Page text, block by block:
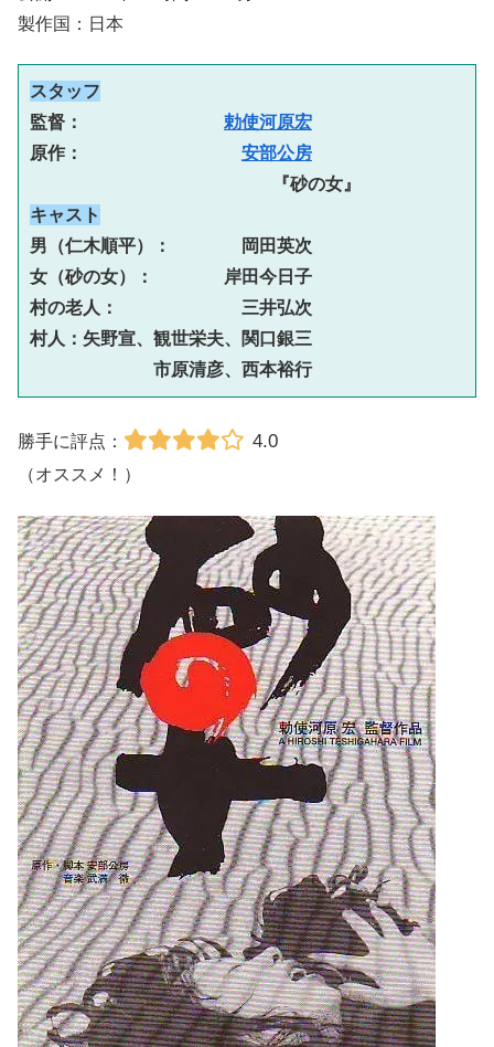
製作国：日本
スタッフ
監督： 勅使河原宏
原作： 安部公房
                      『砂の女』
キャスト
男（仁木順平）：　　　　岡田英次
女（砂の女）：　　　　岸田今日子
村の老人：　　　　　　　三井弘次
村人：矢野宣、観世栄夫、関口銀三
市原清彦、西本裕行
勝手に評点： 4.0
（オススメ！）